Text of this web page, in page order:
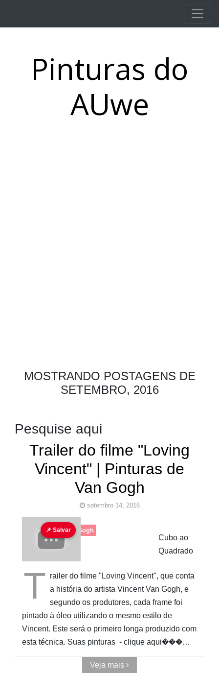
Pinturas do
AUwe
MOSTRANDO POSTAGENS DE
SETEMBRO, 2016
Pesquise aqui
Trailer do filme "Loving
Vincent" | Pinturas de
Van Gogh
setembro 14, 2016
Holandês Van Gogh
Cubo ao
Quadrado
📌 Salvar
T
railer do filme "Loving Vincent", que conta
a história do artista Vincent Van Gogh, e
segundo os produtores, cada frame foi
pintado à óleo utilizando o mesmo estilo de
Vincent. Este será o primeiro longa produzido com
esta técnica. Suas pinturas - clique aqui���…
Veja mais